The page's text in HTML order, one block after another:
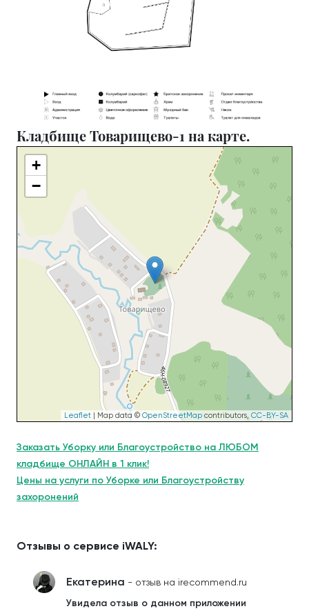
Кладбище Товарищево-1 на карте.
+
−
Leaflet | Map data © OpenStreetMap contributors, CC-BY-SA
Заказать Уборку или Благоустройство на ЛЮБОМ
кладбище ОНЛАЙН в 1 клик!
Цены на услуги по Уборке или Благоустройству
захоронений
Отзывы о сервисе iWALY:
Екатерина - отзыв на irecommend.ru
Увидела отзыв о данном приложении